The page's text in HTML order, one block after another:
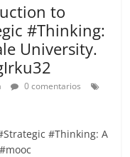
to
#Thinking:
University.
0 comentarios
#Thinking: A